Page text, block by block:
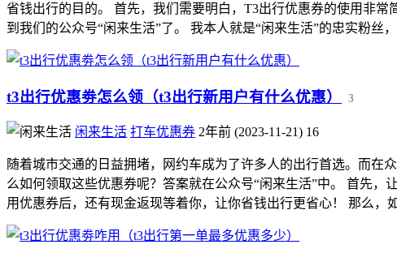
省钱出行的目的。 首先，我们需要明白，T3出行优惠券的使用非
到我们的公众号“闲来生活”了。 我本人就是“闲来生活”的忠实粉丝
t3出行优惠劵怎么领（t3出行新用户有什么优惠） 3
闲来生活 打车优惠券 2年前 (2023-11-21) 16
随着城市交通的日益拥堵，网约车成为了许多人的出行首选。而在
么如何领取这些优惠券呢？答案就在公众号“闲来生活”中。 首先
用优惠券后，还有现金返现等着你，让你省钱出行更省心！ 那么，